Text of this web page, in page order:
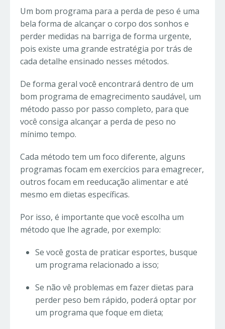
Um bom programa para a perda de peso é uma
bela forma de alcançar o corpo dos sonhos e
perder medidas na barriga de forma urgente,
pois existe uma grande estratégia por trás de
cada detalhe ensinado nesses métodos.
De forma geral você encontrará dentro de um
bom programa de emagrecimento saudável, um
método passo por passo completo, para que
você consiga alcançar a perda de peso no
mínimo tempo.
Cada método tem um foco diferente, alguns
programas focam em exercícios para emagrecer,
outros focam em reeducação alimentar e até
mesmo em dietas específicas.
Por isso, é importante que você escolha um
método que lhe agrade, por exemplo:
Se você gosta de praticar esportes, busque
um programa relacionado a isso;
Se não vê problemas em fazer dietas para
perder peso bem rápido, poderá optar por
um programa que foque em dieta;